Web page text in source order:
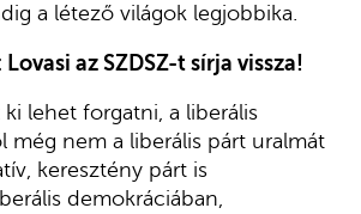
a létező világok legjobbika.
az SZDSZ-t sírja vissza!
lehet forgatni, a liberális
még nem a liberális párt uralmát
keresztény párt is
demokráciában,